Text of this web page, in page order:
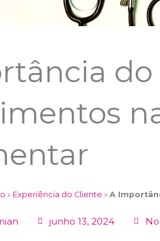
do
» Experiência do Cliente »A
junho 13, 2024